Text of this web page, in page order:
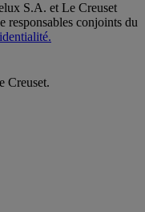
S.A. et Le Creuset
responsables conjoints du
Creuset.